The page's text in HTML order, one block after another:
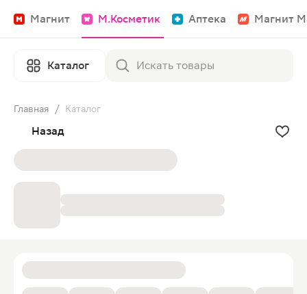
Магнит М.Косметик Аптека Магнит
Каталог
Главная / Каталог
Назад